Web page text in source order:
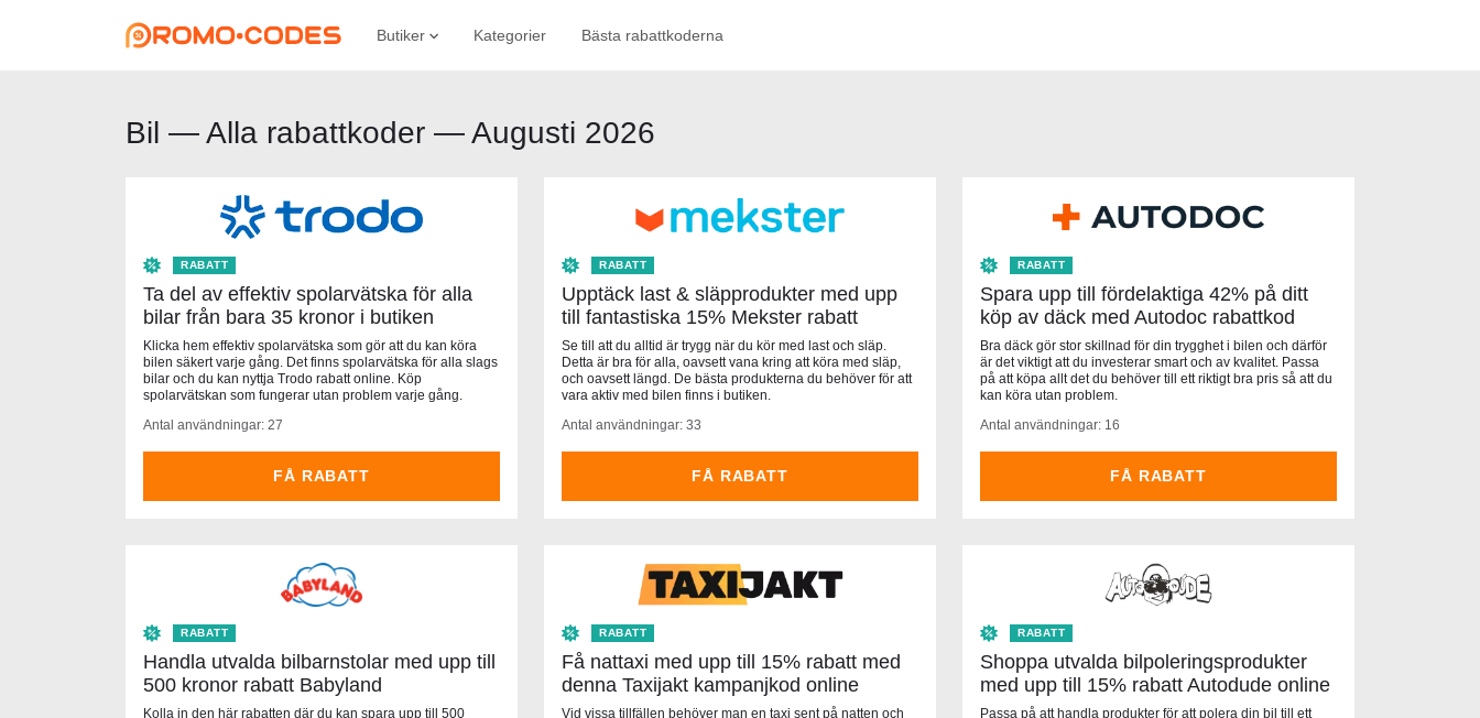
Butiker Kategorier Bästa rabattkoderna
Bil — Alla rabattkoder — Augusti 2026
RABATT
Ta del av effektiv spolarvätska för alla
bilar från bara 35 kronor i butiken
Klicka hem effektiv spolarvätska som gör att du kan köra
bilen säkert varje gång. Det finns spolarvätska för alla slags
bilar och du kan nyttja Trodo rabatt online. Köp
spolarvätskan som fungerar utan problem varje gång.
Antal användningar: 27
FÅ RABATT
RABATT
Upptäck last & släpprodukter med upp
till fantastiska 15% Mekster rabatt
Se till att du alltid är trygg när du kör med last och släp.
Detta är bra för alla, oavsett vana kring att köra med släp,
och oavsett längd. De bästa produkterna du behöver för att
vara aktiv med bilen finns i butiken.
Antal användningar: 33
FÅ RABATT
RABATT
Spara upp till fördelaktiga 42% på ditt
köp av däck med Autodoc rabattkod
Bra däck gör stor skillnad för din trygghet i bilen och därför
är det viktigt att du investerar smart och av kvalitet. Passa
på att köpa allt det du behöver till ett riktigt bra pris så att du
kan köra utan problem.
Antal användningar: 16
FÅ RABATT
RABATT
Handla utvalda bilbarnstolar med upp till
500 kronor rabatt Babyland
Kolla in den här rabatten där du kan spara upp till 500
RABATT
Få nattaxi med upp till 15% rabatt med
denna Taxijakt kampanjkod online
Vid vissa tillfällen behöver man en taxi sent på natten och
RABATT
Shoppa utvalda bilpoleringsprodukter
med upp till 15% rabatt Autodude online
Passa på att handla produkter för att polera din bil till ett